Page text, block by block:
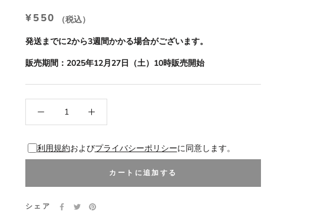
¥550
（税込）
発送までに2から3週間かかる場合がございます。
販売期間：2025年12月27日（土）10時販売開始
利用規約およびプライバシーポリシーに同意します。
カートに追加する
シェア